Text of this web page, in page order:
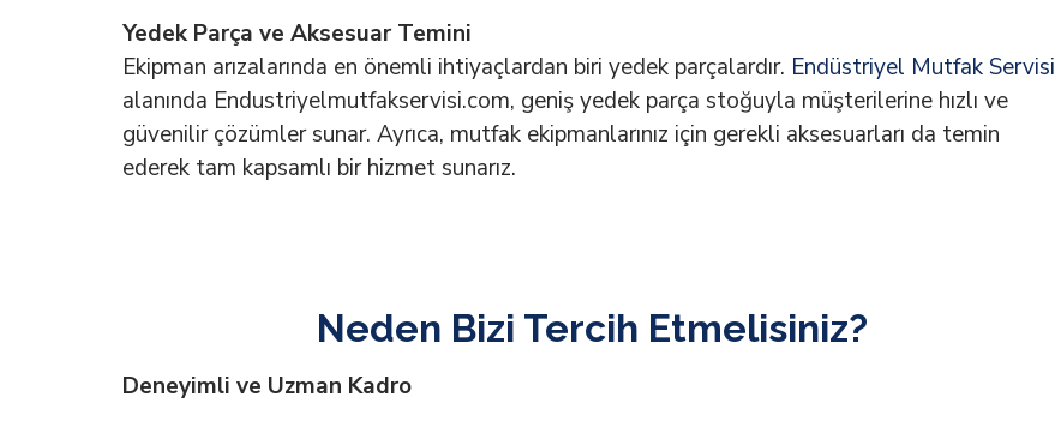
Yedek Parça ve Aksesuar Temini
Ekipman arızalarında en önemli ihtiyaçlardan biri yedek parçalardır. Endüstriyel Mutfak Servisi
alanında Endustriyelmutfakservisi.com, geniş yedek parça stoğuyla müşterilerine hızlı ve
güvenilir çözümler sunar. Ayrıca, mutfak ekipmanlarınız için gerekli aksesuarları da temin
ederek tam kapsamlı bir hizmet sunarız.
Neden Bizi Tercih Etmelisiniz?
Deneyimli ve Uzman Kadro